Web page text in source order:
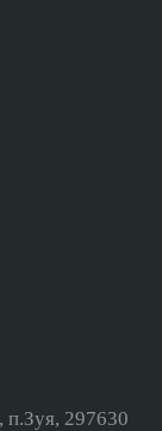
п.Зуя, 297630